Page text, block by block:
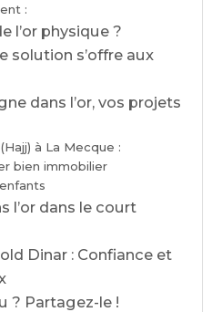
:
l’or physique ?
solution s’offre aux
dans l’or, vos projets
à La Mecque :
bien immobilier
l’or dans le court
Dinar : Confiance et
? Partagez-le !